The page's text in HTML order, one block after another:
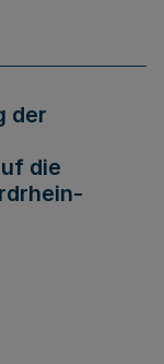
der
die